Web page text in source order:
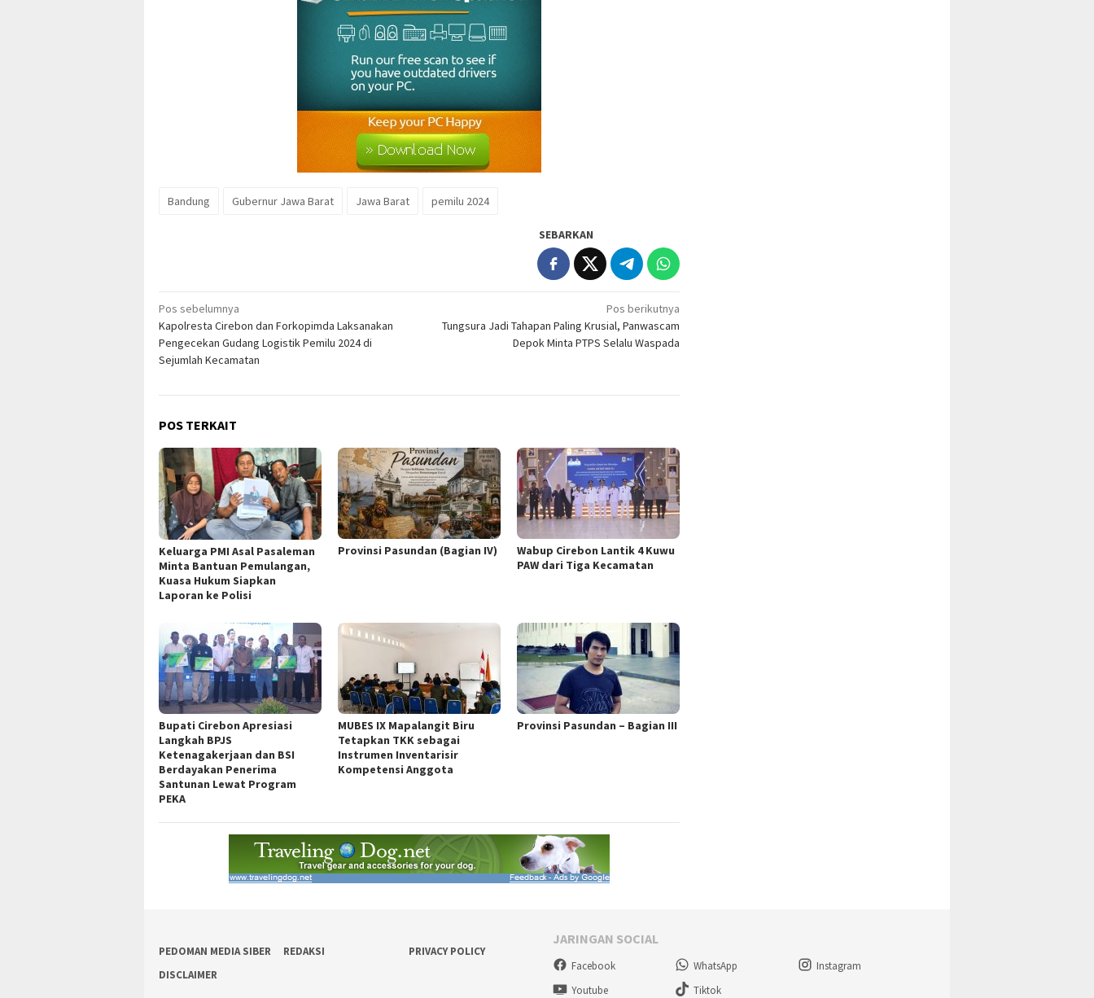
Bandung Gubernur Jawa Barat Jawa Barat pemilu 2024
SEBARKAN
Navigasi
pos
Pos sebelumnya
Kapolresta Cirebon dan Forkopimda Laksanakan
Pengecekan Gudang Logistik Pemilu 2024 di
Sejumlah Kecamatan
Pos berikutnya
Tungsura Jadi Tahapan Paling Krusial, Panwascam
Depok Minta PTPS Selalu Waspada
POS TERKAIT
Keluarga PMI Asal Pasaleman
Minta Bantuan Pemulangan,
Kuasa Hukum Siapkan
Laporan ke Polisi
Provinsi Pasundan (Bagian IV)
Wabup Cirebon Lantik 4 Kuwu
PAW dari Tiga Kecamatan
Bupati Cirebon Apresiasi
Langkah BPJS
Ketenagakerjaan dan BSI
Berdayakan Penerima
Santunan Lewat Program
PEKA
MUBES IX Mapalangit Biru
Tetapkan TKK sebagai
Instrumen Inventarisir
Kompetensi Anggota
Provinsi Pasundan – Bagian III
PEDOMAN MEDIA SIBER REDAKSI
PRIVACY POLICY
DISCLAIMER
JARINGAN SOCIAL
Facebook WhatsApp
Instagram
Youtube
Tiktok